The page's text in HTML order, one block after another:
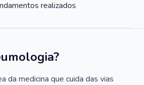
realizados
da medicina que cuida das vias